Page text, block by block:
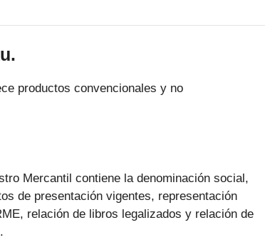
productos convencionales y no
Mercantil contiene la denominación social,
de presentación vigentes, representación
relación de libros legalizados y relación de